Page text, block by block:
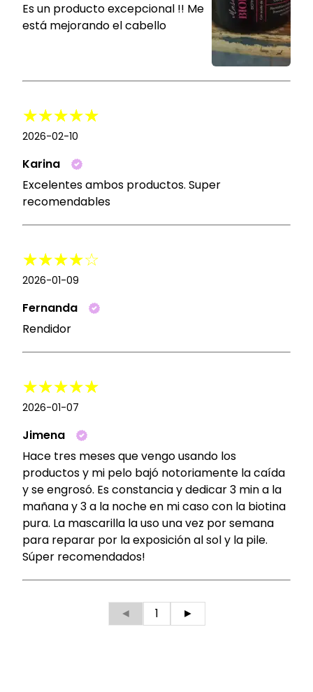
Es un producto excepcional !! Me
está mejorando el cabello
2026-02-10
Karina
Excelentes ambos productos. Super
recomendables
2026-01-09
Fernanda
Rendidor
2026-01-07
Jimena
Hace tres meses que vengo usando los
productos y mi pelo bajó notoriamente la caída
y se engrosó. Es constancia y dedicar 3 min a la
mañana y 3 a la noche en mi caso con la biotina
pura. La mascarilla la uso una vez por semana
para reparar por la exposición al sol y la pile.
Súper recomendados!
◄ 1 ►